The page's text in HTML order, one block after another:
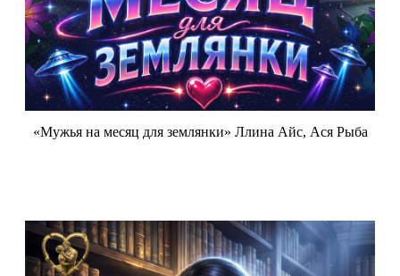
«Мужья на месяц для землянки» Ллина Айс, Ася Рыба